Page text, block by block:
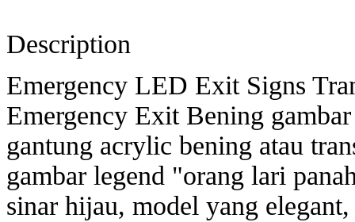
Description
Emergency LED Exit Signs
Emergency Exit Bening
gantung acrylic bening atau
gambar legend "orang lari
sinar hijau, model yang